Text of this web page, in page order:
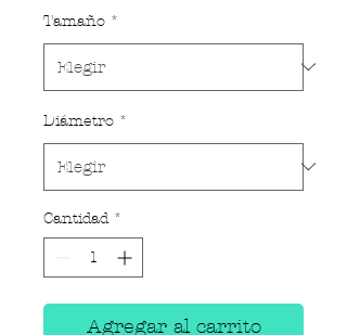
Tamaño *
Diámetro *
Cantidad *
Agregar al carrito